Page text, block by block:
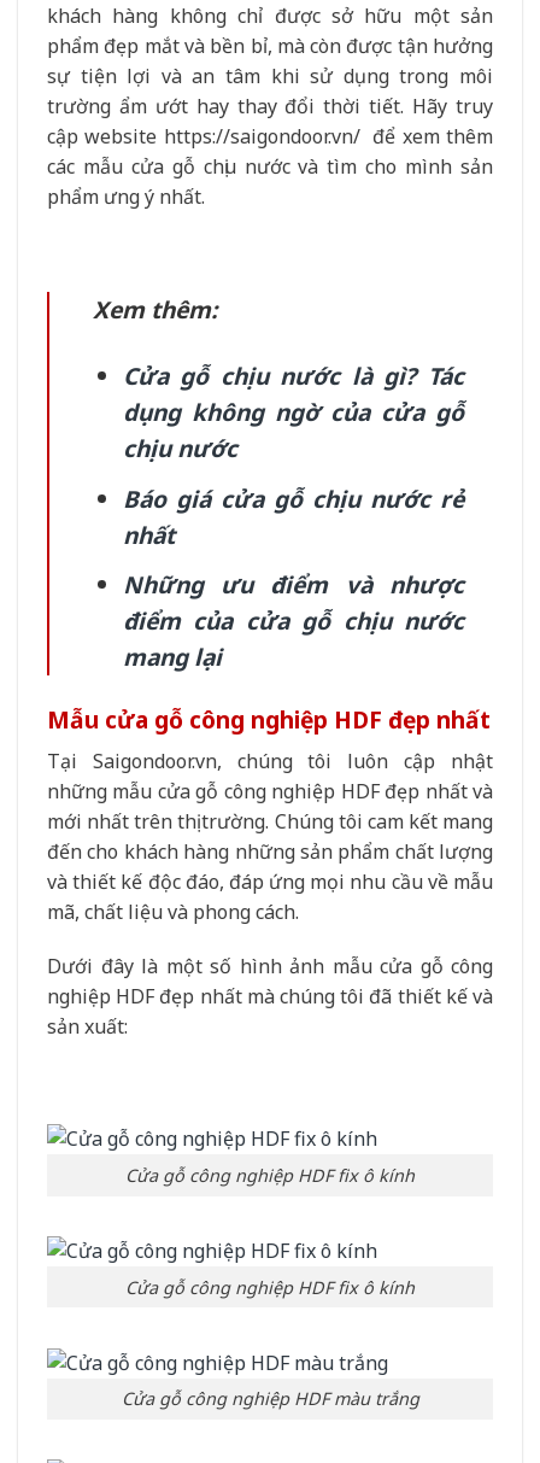
khách hàng không chỉ được sở hữu một sản
phẩm đẹp mắt và bền bỉ, mà còn được tận hưởng
sự tiện lợi và an tâm khi sử dụng trong môi
trường ẩm ướt hay thay đổi thời tiết. Hãy truy
cập website https://saigondoor.vn/ để xem thêm
các mẫu cửa gỗ chịu nước và tìm cho mình sản
phẩm ưng ý nhất.
Xem thêm:
Cửa gỗ chịu nước là gì? Tác
dụng không ngờ của cửa gỗ
chịu nước
Báo giá cửa gỗ chịu nước rẻ
nhất
Những ưu điểm và nhược
điểm của cửa gỗ chịu nước
mang lại
Mẫu cửa gỗ công nghiệp HDF đẹp nhất
Tại Saigondoor.vn, chúng tôi luôn cập nhật
những mẫu cửa gỗ công nghiệp HDF đẹp nhất và
mới nhất trên thị trường. Chúng tôi cam kết mang
đến cho khách hàng những sản phẩm chất lượng
và thiết kế độc đáo, đáp ứng mọi nhu cầu về mẫu
mã, chất liệu và phong cách.
Dưới đây là một số hình ảnh mẫu cửa gỗ công
nghiệp HDF đẹp nhất mà chúng tôi đã thiết kế và
sản xuất:
Cửa gỗ công nghiệp HDF fix ô kính
Cửa gỗ công nghiệp HDF fix ô kính
Cửa gỗ công nghiệp HDF màu trắng